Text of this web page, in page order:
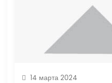
14 марта 2024